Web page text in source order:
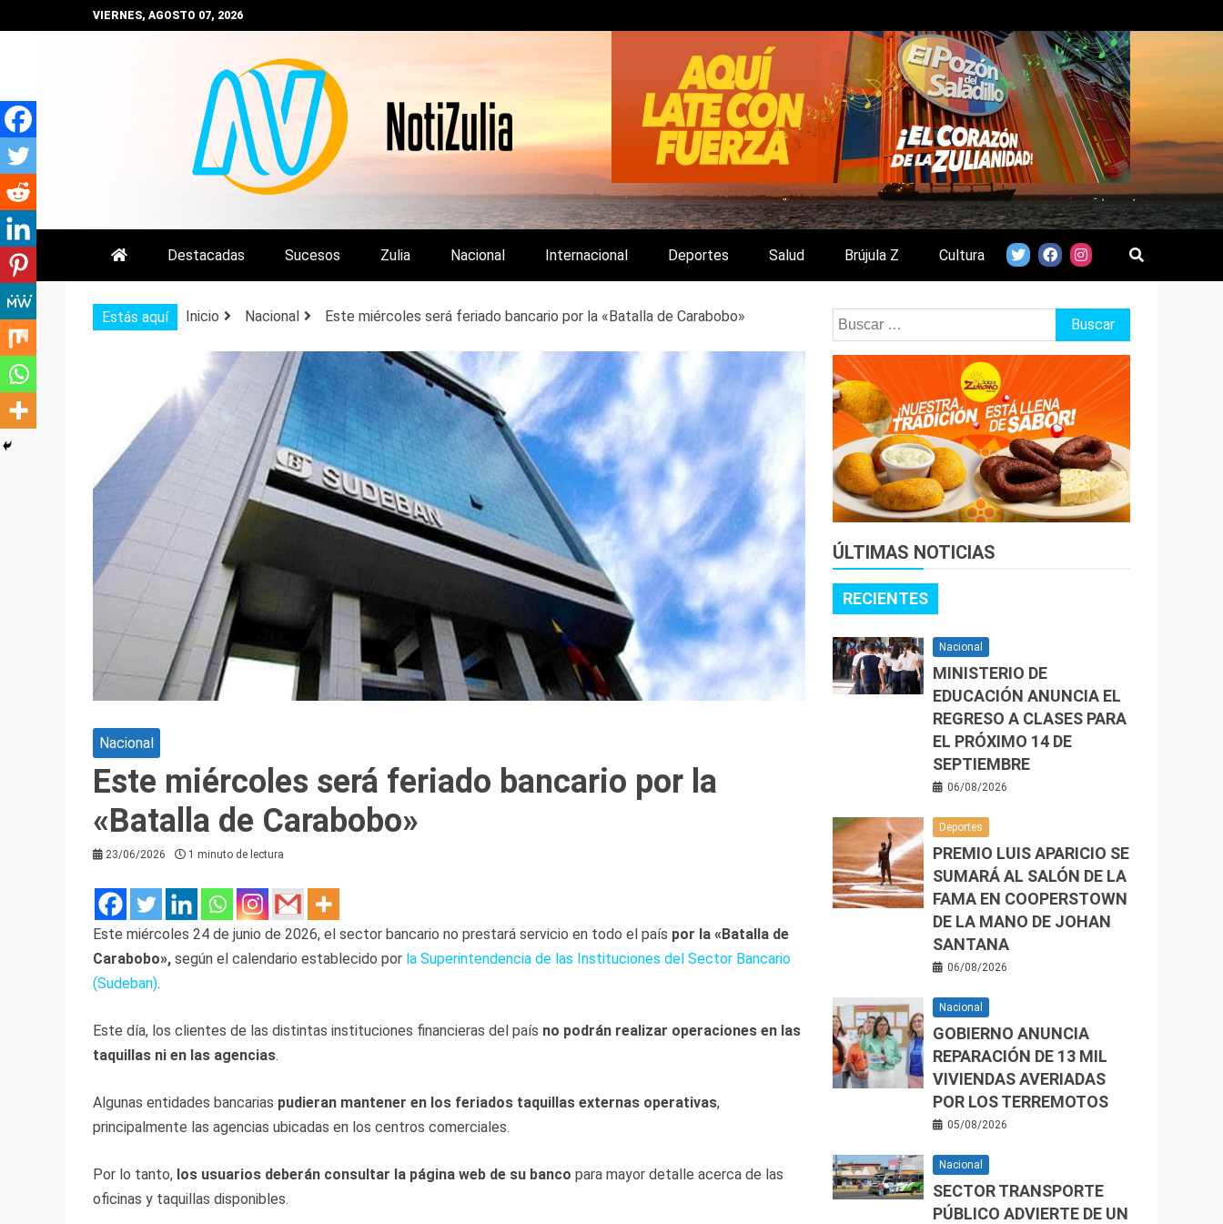
al
VIERNES, AGOSTO 07, 2026
NOTIZULIA
NOTICIAS DEL ZULIA, VENEZUELA Y DE INTERÉS GENERAL.
Destacadas Sucesos Zulia Nacional Internacional Deportes Salud Brújula Z Cultura
Estás aquí Inicio Nacional Este miércoles será feriado bancario por la «Batalla de Carabobo»
Nacional
Este miércoles será feriado bancario por la
«Batalla de Carabobo»
23/06/2026 1 minuto de lectura
Este miércoles 24 de junio de 2026, el sector bancario no prestará servicio en todo el país por la «Batalla de
Carabobo», según el calendario establecido por la Superintendencia de las Instituciones del Sector Bancario
(Sudeban).
Este día, los clientes de las distintas instituciones financieras del país no podrán realizar operaciones en las
taquillas ni en las agencias.
Algunas entidades bancarias pudieran mantener en los feriados taquillas externas operativas,
principalmente las agencias ubicadas en los centros comerciales.
Por lo tanto, los usuarios deberán consultar la página web de su banco para mayor detalle acerca de las
oficinas y taquillas disponibles.
Buscar:
ÚLTIMAS NOTICIAS
RECIENTES
Nacional
MINISTERIO DE
EDUCACIÓN ANUNCIA EL
REGRESO A CLASES PARA
EL PRÓXIMO 14 DE
SEPTIEMBRE
06/08/2026
Deportes
PREMIO LUIS APARICIO SE
SUMARÁ AL SALÓN DE LA
FAMA EN COOPERSTOWN
DE LA MANO DE JOHAN
SANTANA
06/08/2026
Nacional
GOBIERNO ANUNCIA
REPARACIÓN DE 13 MIL
VIVIENDAS AVERIADAS
POR LOS TERREMOTOS
05/08/2026
Nacional
SECTOR TRANSPORTE
PÚBLICO ADVIERTE DE UN